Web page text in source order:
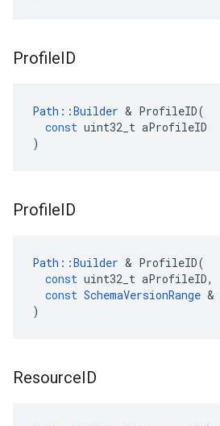
ProfileID
Path ::Builder & ProfileID(
const uint32_t aProfileID
)
ProfileID
Path ::Builder & ProfileID(
const uint32_t aProfileID,
const SchemaVersionRange &
)
ResourceID